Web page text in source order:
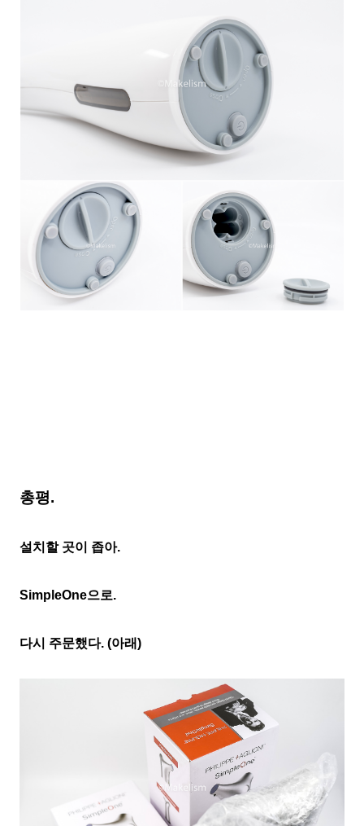
총평.
설치할 곳이 좁아.
SimpleOne으로.
다시 주문했다. (아래)